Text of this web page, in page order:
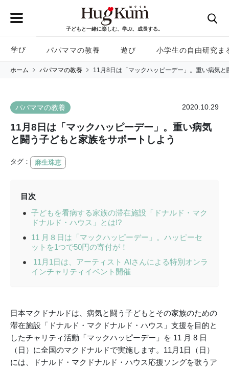
子どもと一緒に楽しむ、学ぶ、成長する。
学び パパママの教養 遊び 小学生の自由研究ま
ホーム パパママの教養 11月8日は「マックハッピーデー」。重い病気
パパママの教養 2020.10.29
11月8日は「マックハッピーデー」。重い病気
と闘う子どもと家族をサポートしよう
タグ： 麻生珠恵
目次
子どもを看病する家族の滞在施設「ドナルド・マク
ドナルド・ハウス」とは!?
11 月８日は「マックハッピーデー」。ハッピーセ
ットを1つで50円の寄付が！
11月1日は、アーティスト AIさんによる特別オンラ
インチャリティイベント開催
日本マクドナルドは、病気と闘う子どもとその家族のための
滞在施設「ドナルド・マクドナルド・ハウス」支援を目的と
したチャリティ活動「マックハッピーデー」を 11 月 8 日
（日）に全国のマクドナルドで実施します。11月1日（日）
には、ドナルド・マクドナルド・ハウス応援ソングを歌うア